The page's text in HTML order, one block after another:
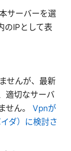
サーバーを選
のIPとして表
せんが、最新
適切なサーバ
せん。 Vpnが
ダ）に検討さ